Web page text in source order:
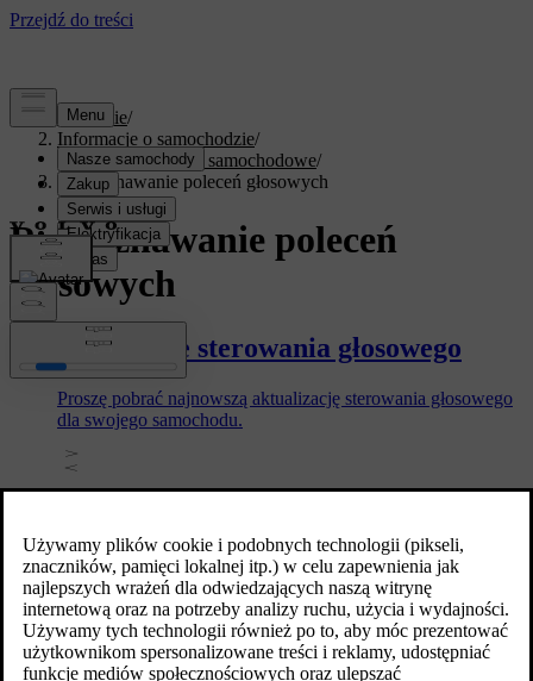
Wsparcie/
Informacje o samochodzie/
Oprogramowanie samochodowe/
Rozpoznawanie poleceń głosowych
Rozpoznawanie poleceń
głosowych
Pobieranie sterowania głosowego
Proszę pobrać najnowszą aktualizację sterowania głosowego
dla swojego samochodu.
samochodzie
Usługa Google Gemini jest stopniowo wprowadzana w
samochodach Volvo jako opcjonalna aktualizacja Asystenta
Google. Gdy ta funkcja będzie dostępna na Twoim koncie
Google, możesz ją włączyć, aby zacząć z niej korzystać.